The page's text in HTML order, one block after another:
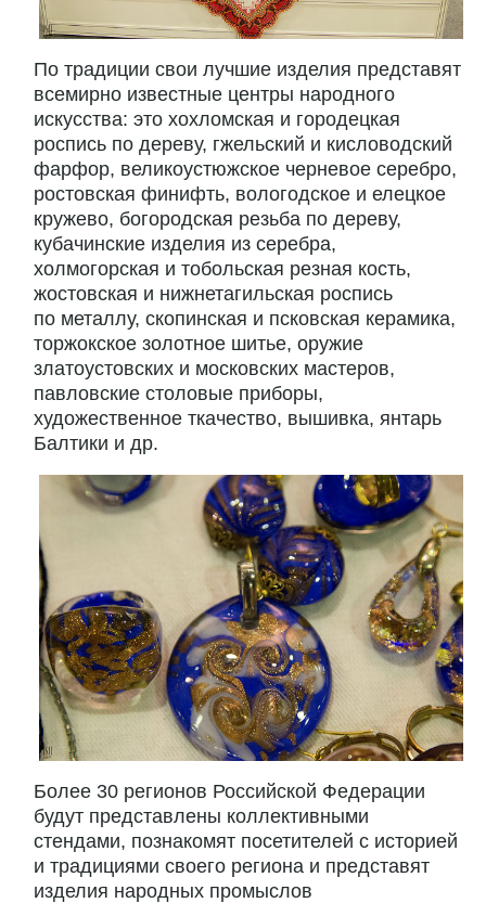
По традиции свои лучшие изделия представят
всемирно известные центры народного
искусства: это хохломская и городецкая
роспись по дереву, гжельский и кисловодский
фарфор, великоустюжское черневое серебро,
ростовская финифть, вологодское и елецкое
кружево, богородская резьба по дереву,
кубачинские изделия из серебра,
холмогорская и тобольская резная кость,
жостовская и нижнетагильская роспись
по металлу, скопинская и псковская керамика,
торжокское золотное шитье, оружие
златоустовских и московских мастеров,
павловские столовые приборы,
художественное ткачество, вышивка, янтарь
Балтики и др.
Более 30 регионов Российской Федерации
будут представлены коллективными
стендами, познакомят посетителей с историей
и традициями своего региона и представят
изделия народных промыслов